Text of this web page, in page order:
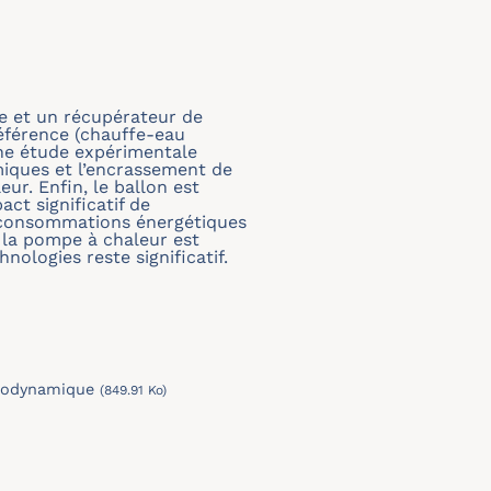
et un récupérateur de
(chauffe-eau
étude expérimentale
et l’encrassement de
Enfin, le ballon est
significatif de
énergétiques
pompe à chaleur est
reste significatif.
(849.91 Ko)